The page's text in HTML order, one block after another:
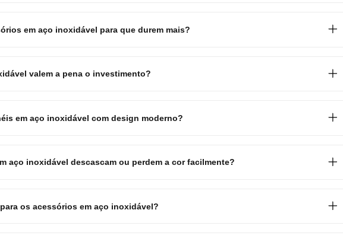
em aço inoxidável para que durem mais?
valem a pena o investimento?
em aço inoxidável com design moderno?
aço inoxidável descascam ou perdem a cor facilmente?
os acessórios em aço inoxidável?